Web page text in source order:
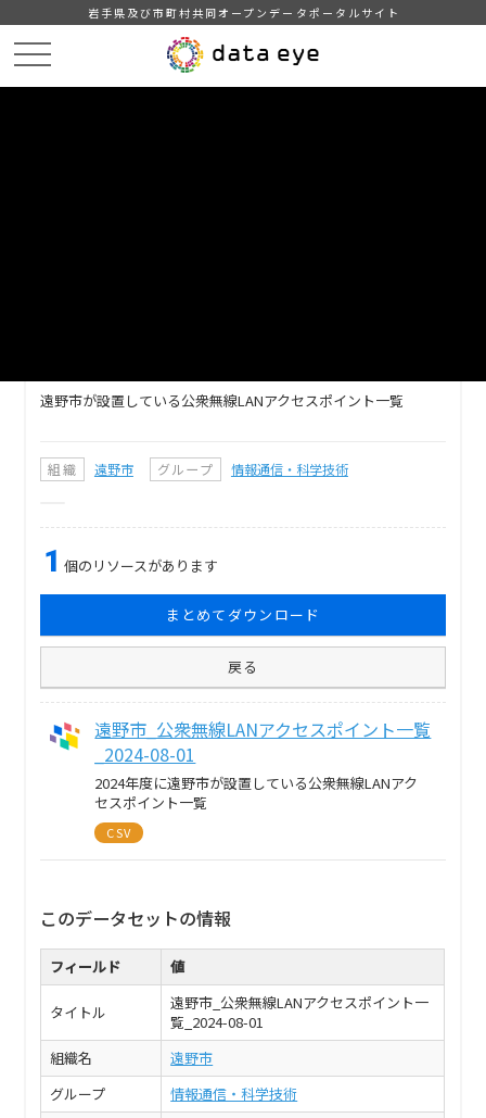
岩手県及び市町村共同オープンデータポータルサイト
遠野市が設置している公衆無線LANアクセスポイント一覧
組織 遠野市 グループ 情報通信・科学技術
1 個のリソースがあります
まとめてダウンロード
戻る
遠野市_公衆無線LANアクセスポイント一覧
_2024-08-01
2024年度に遠野市が設置している公衆無線LANアク
セスポイント一覧
CSV
このデータセットの情報
フィールド 値
タイトル
遠野市_公衆無線LANアクセスポイント一
覧_2024-08-01
組織名
遠野市
グループ
情報通信・科学技術